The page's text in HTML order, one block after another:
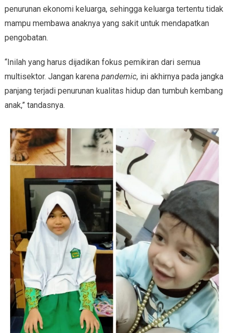
penurunan ekonomi keluarga, sehingga keluarga tertentu tidak
mampu membawa anaknya yang sakit untuk mendapatkan
pengobatan.
“Inilah yang harus dijadikan fokus pemikiran dari semua
multisektor. Jangan karena pandemic, ini akhirnya pada jangka
panjang terjadi penurunan kualitas hidup dan tumbuh kembang
anak,” tandasnya.